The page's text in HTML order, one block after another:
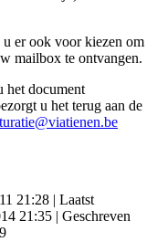
er ook voor kiezen om
mailbox te ontvangen.
het document
u het terug aan de
21:28 | Laatst
21:35 | Geschreven